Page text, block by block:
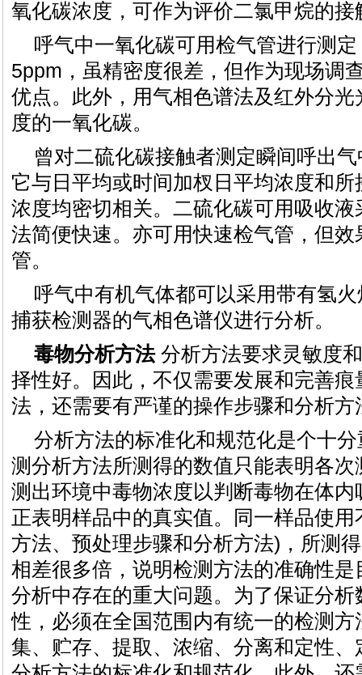
氧化碳浓度，可作为评价二氯甲烷的接
呼气中一氧化碳可用检气管进行测
5ppm，虽精密度很差，但作为现场调
优点。此外，用气相色谱法及红外分
度的一氧化碳。
曾对二硫化碳接触者测定瞬间呼出
它与日平均或时间加杈日平均浓度和
浓度均密切相关。二硫化碳可用吸收
法简便快速。亦可用快速检气管，但
管。
呼气中有机气体都可以采用带有氢
捕获检测器的气相色谱仪进行分析。
毒物分析方法分析方法要求灵敏度
择性好。因此，不仅需要发展和完善
法，还需要有严谨的操作步骤和分析方
分析方法的标准化和规范化是个十
测分析方法所测得的数值只能表明各
测出环境中毒物浓度以判断毒物在体
正表明样品中的真实值。同一样品使
方法、预处理步骤和分析方法)，所测
相差很多倍，说明检测方法的准确性
分析中存在的重大问题。为了保证分
性，必须在全国范围内有统一的检测
集、贮存、提取、浓缩、分离和定性